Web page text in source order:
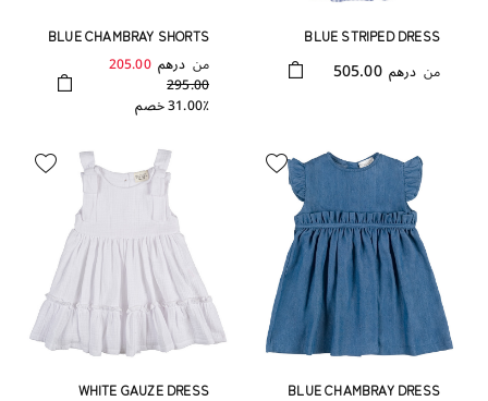
BLUE STRIPED DRESS
LIGHT BLUE BOW
من درهم 505.00
BLUE CHAMBRAY SHORTS
من درهم 205.00
295.00
31.00٪ خصم
BLUE CHAMBRAY DRESS
WHITE GAUZE DRESS